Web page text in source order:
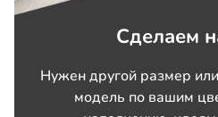
Сделаем
Нужен другой размер
модель по вашим